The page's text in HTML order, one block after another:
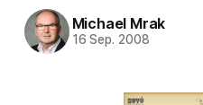
Michael Mrak
16 Sep. 2008